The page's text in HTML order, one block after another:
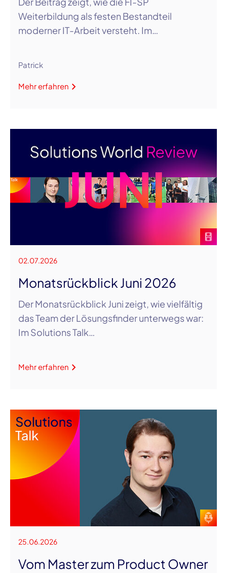
Weiterbildung als festen Bestandteil
moderner IT-Arbeit versteht. Im…
Patrick
Mehr erfahren
02.07.2026
Monatsrückblick Juni 2026
Der Monatsrückblick Juni zeigt, wie vielfältig
das Team der Lösungsfinder unterwegs war:
Im Solutions Talk…
Mehr erfahren
25.06.2026
Vom Master zum Product Owner